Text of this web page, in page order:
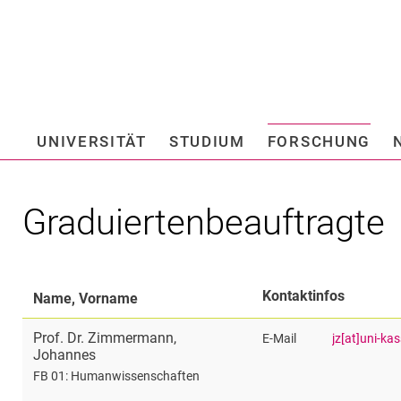
Springe direkt zu:
UNIVERSITÄT STUDIUM FORSCHUNG
Graduiertenbeauftragte
Name, Vorname Kontaktinfos
Prof. Dr.Zimmermann,
Johannes
FB 01: Humanwissenschaften
E-Mail jz[at]uni-